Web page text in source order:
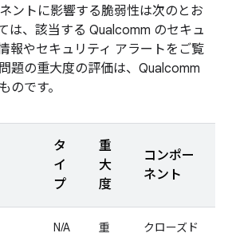
ントに影響する脆弱性は次のとお
は、該当する Qualcomm のセキュ
報やセキュリティ アラートをご覧
題の重大度の評価は、Qualcomm
のです。
タ
イ
プ
重
大
度
コンポー
ネント
N/A
重
クローズド